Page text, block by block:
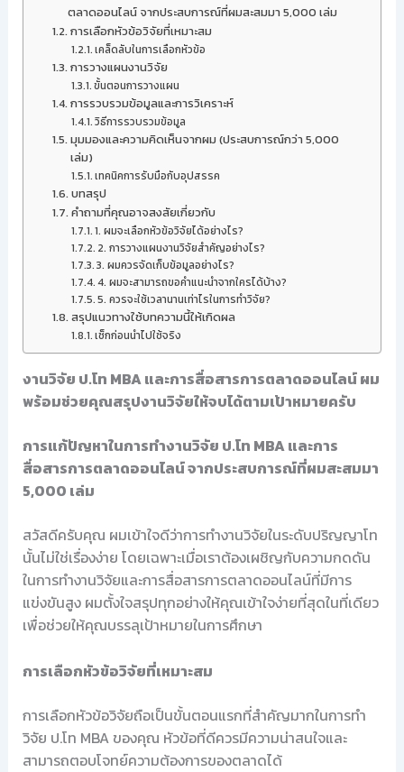
ตลาดออนไลน์ จากประสบการณ์ที่ผมสะสมมา 5,000 เล่ม
การเลือกหัวข้อวิจัยที่เหมาะสม
เคล็ดลับในการเลือกหัวข้อ
การวางแผนงานวิจัย
ขั้นตอนการวางแผน
การรวบรวมข้อมูลและการวิเคราะห์
วิธีการรวบรวมข้อมูล
มุมมองและความคิดเห็นจากผม (ประสบการณ์กว่า 5,000
เล่ม)
เทคนิคการรับมือกับอุปสรรค
บทสรุป
คำถามที่คุณอาจสงสัยเกี่ยวกับ
1. ผมจะเลือกหัวข้อวิจัยได้อย่างไร?
2. การวางแผนงานวิจัยสำคัญอย่างไร?
3. ผมควรจัดเก็บข้อมูลอย่างไร?
4. ผมจะสามารถขอคำแนะนำจากใครได้บ้าง?
5. ควรจะใช้เวลานานเท่าไรในการทำวิจัย?
สรุปแนวทางใช้บทความนี้ให้เกิดผล
เช็กก่อนนำไปใช้จริง
งานวิจัย ป.โท MBA และการสื่อสารการตลาดออนไลน์ ผม
พร้อมช่วยคุณสรุปงานวิจัยให้จบได้ตามเป้าหมายครับ
การแก้ปัญหาในการทำงานวิจัย ป.โท MBA และการ
สื่อสารการตลาดออนไลน์ จากประสบการณ์ที่ผมสะสมมา
5,000 เล่ม
สวัสดีครับคุณ ผมเข้าใจดีว่าการทำงานวิจัยในระดับปริญญาโท
นั้นไม่ใช่เรื่องง่าย โดยเฉพาะเมื่อเราต้องเผชิญกับความกดดัน
ในการทำงานวิจัยและการสื่อสารการตลาดออนไลน์ที่มีการ
แข่งขันสูง ผมตั้งใจสรุปทุกอย่างให้คุณเข้าใจง่ายที่สุดในที่เดียว
เพื่อช่วยให้คุณบรรลุเป้าหมายในการศึกษา
การเลือกหัวข้อวิจัยที่เหมาะสม
การเลือกหัวข้อวิจัยถือเป็นขั้นตอนแรกที่สำคัญมากในการทำ
วิจัย ป.โท MBA ของคุณ หัวข้อที่ดีควรมีความน่าสนใจและ
สามารถตอบโจทย์ความต้องการของตลาดได้